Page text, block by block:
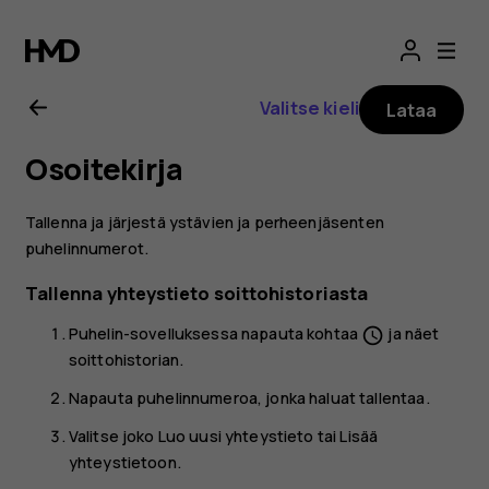
Nokia
2.1
käyttöopas
Valitse kieli Lataa
Osoitekirja
Tallenna ja järjestä ystävien ja perheenjäsenten
puhelinnumerot.
Tallenna yhteystieto soittohistoriasta
Puhelin-sovelluksessa napauta kohtaa schedule ja näet
soittohistorian.
Napauta puhelinnumeroa, jonka haluat tallentaa.
Valitse joko Luo uusi yhteystieto taiLisää
yhteystietoon.